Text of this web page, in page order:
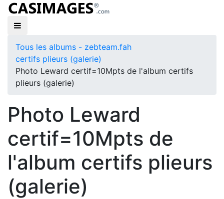
Tous les albums - zebteam.fah
certifs plieurs (galerie)
Photo Leward certif=10Mpts de l'album certifs
plieurs (galerie)
Photo Leward
certif=10Mpts de
l'album certifs plieurs
(galerie)